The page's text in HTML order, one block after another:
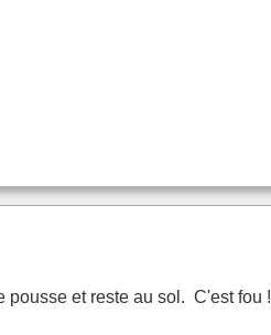
pousse et reste au sol. C'est fou !